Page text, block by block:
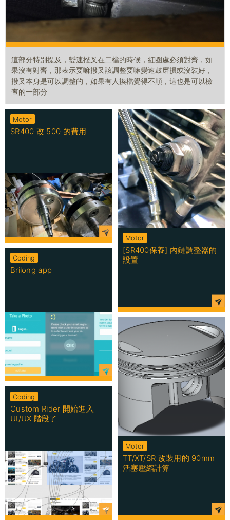
這部分特別提及，變速撥叉在二檔的時候，紅圈處必須對齊，如
果沒有對齊，那表示要嘛撥叉該調整要嘛變速鼓磨損或沒裝好，
撥叉本身是可以調整的，如果有人換檔覺得不順，這也是可以檢
查的一部分
Motor
SR400 改 500 的費用
Motor
[SR400保養] 內鏈調整器的
設置
Coding
Brilong app
Motor
TT/XT/SR 改裝用的 90mm
活塞壓縮計算
Coding
Custom Rider 開始進入
UI/UX 階段了